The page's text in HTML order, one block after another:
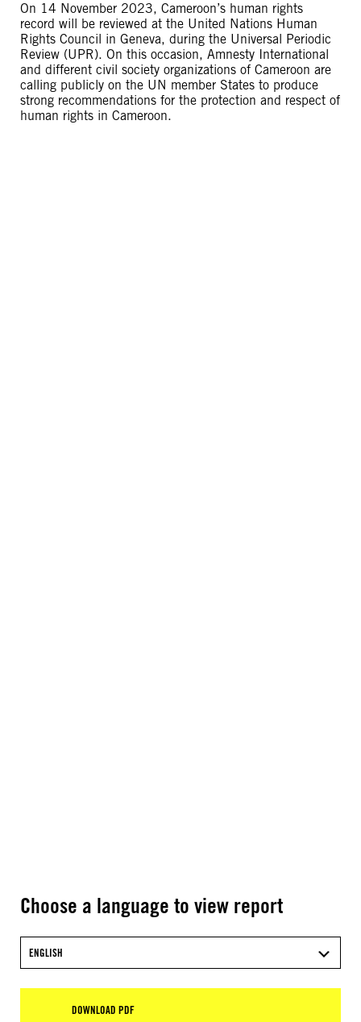
On 14 November 2023, Cameroon’s human rights
record will be reviewed at the United Nations Human
Rights Council in Geneva, during the Universal Periodic
Review (UPR). On this occasion, Amnesty International
and different civil society organizations of Cameroon are
calling publicly on the UN member States to produce
strong recommendations for the protection and respect of
human rights in Cameroon.
Choose a language to view report
ENGLISH
DOWNLOAD PDF